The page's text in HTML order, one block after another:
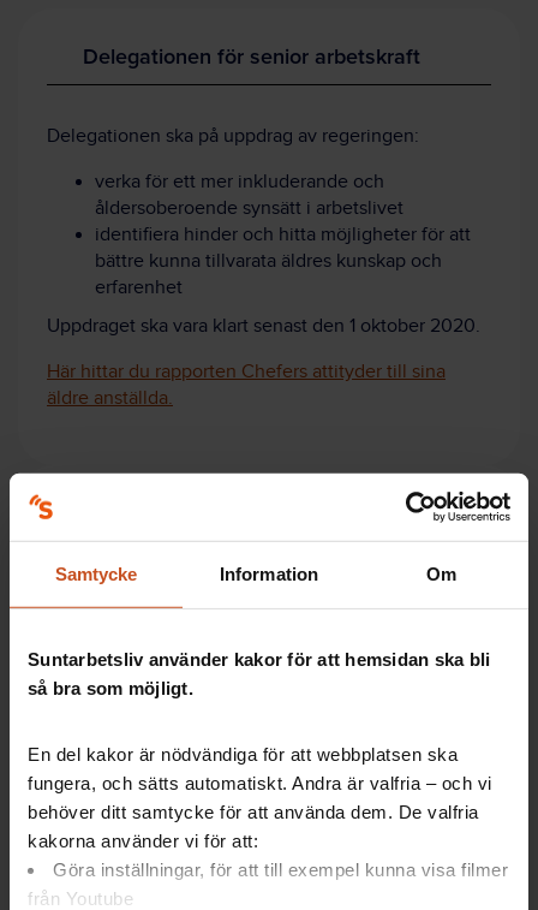
Samtycke Information Om
Suntarbetsliv använder kakor för att hemsidan ska bli
så bra som möjligt.
En del kakor är nödvändiga för att webbplatsen ska
fungera, och sätts automatiskt. Andra är valfria – och vi
behöver ditt samtycke för att använda dem. De valfria
kakorna använder vi för att:
Göra inställningar, för att till exempel kunna visa filmer
från Youtube
Delegationen för senior arbetskraft
Delegationen ska på uppdrag av regeringen:
verka för ett mer inkluderande och
åldersoberoende synsätt i arbetslivet
identifiera hinder och hitta möjligheter för att
bättre kunna tillvarata äldres kunskap och
erfarenhet
Uppdraget ska vara klart senast den 1 oktober 2020.
Här hittar du rapporten Chefers attityder till sina
äldre anställda.
SwAge-modellen (Sustainable Working Life for All
Ages).
Den ringar in vad arbetsplatserna bör satsa på för att
behålla äldre personal. Modellen väger bland annat
olika slags åldrar i förhållande till arbetsförmåga.
Fyra slags åldrar:
Kronologisk (antalet år)